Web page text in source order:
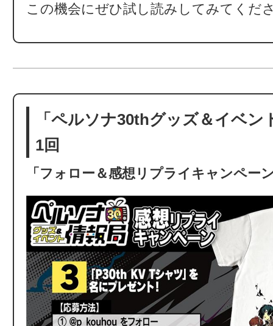
この機会にぜひ試し読みしてみてくだ
「ペルソナ30thグッズ＆イベン
1回
「フォロー＆感想リプライキャンペー